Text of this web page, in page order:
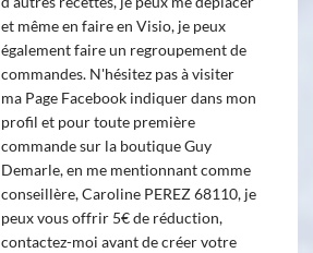
et même en faire en Visio, je peux
également faire un regroupement de
commandes. N'hésitez pas à visiter
ma Page Facebook indiquer dans mon
profil et pour toute première
commande sur la boutique Guy
Demarle, en me mentionnant comme
conseillère, Caroline PEREZ 68110, je
peux vous offrir 5€ de réduction,
contactez-moi avant de créer votre